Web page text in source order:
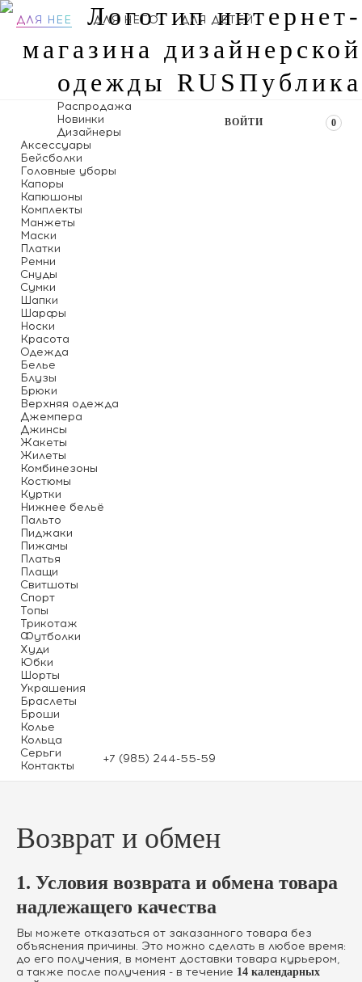
ДЛЯ НЕЕ ДЛЯ НЕГО ДЛЯ ДЕТЕЙ
0
ВОЙТИ
+7 (985) 244-55-59
Распродажа
Новинки
Дизайнеры
Аксессуары
Бейсболки
Головные уборы
Капоры
Капюшоны
Комплекты
Манжеты
Маски
Платки
Ремни
Снуды
Сумки
Шапки
Шарфы
Носки
Красота
Одежда
Белье
Блузы
Брюки
Верхняя одежда
Джемпера
Джинсы
Жакеты
Жилеты
Комбинезоны
Костюмы
Куртки
Нижнее бельё
Пальто
Пиджаки
Пижамы
Платья
Плащи
Свитшоты
Спорт
Топы
Трикотаж
Футболки
Худи
Юбки
Шорты
Украшения
Браслеты
Броши
Колье
Кольца
Серьги
Контакты
Возврат и обмен
1. Условия возврата и обмена товара
надлежащего качества
Вы можете отказаться от заказанного товара без
объяснения причины. Это можно сделать в любое время:
до его получения, в момент доставки товара курьером,
а также после получения - в течение 14 календарных